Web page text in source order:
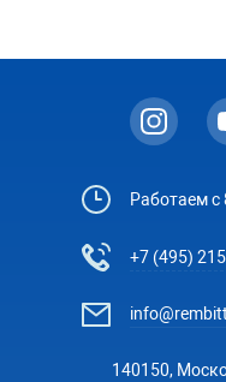
Работаем с
+7 (495)
140150,